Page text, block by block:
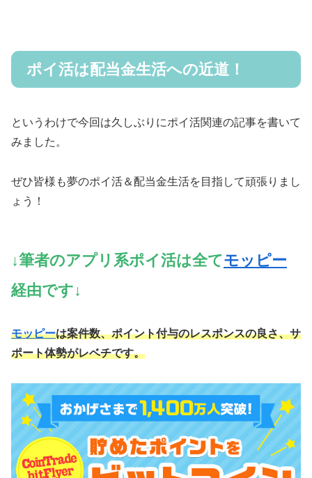
ポイ活は配当金生活への近道！
というわけで今回は久しぶりにポイ活関連の記事を書いて
みました。
ぜひ皆様も夢のポイ活＆配当金生活を目指して頑張りまし
ょう！
↓筆者のアプリ系ポイ活は全てモッピー
経由です↓
モッピーは案件数、ポイント付与のレスポンスの良さ、サ
ポート体勢がレベチです。